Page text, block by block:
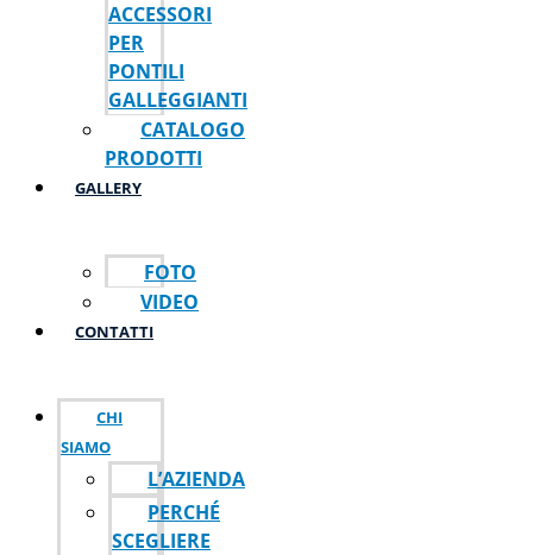
ACCESSORI
PER
PONTILI
GALLEGGIANTI
CATALOGO
PRODOTTI
GALLERY
FOTO
VIDEO
CONTATTI
CHI
SIAMO
L’AZIENDA
PERCHÉ
SCEGLIERE